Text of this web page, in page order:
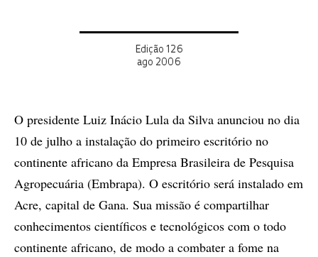
Edição 126
ago 2006
O presidente Luiz Inácio Lula da Silva anunciou no dia
10 de julho a instalação do primeiro escritório no
continente africano da Empresa Brasileira de Pesquisa
Agropecuária (Embrapa). O escritório será instalado em
Acre, capital de Gana. Sua missão é compartilhar
conhecimentos científicos e tecnológicos com o todo
continente africano, de modo a combater a fome na